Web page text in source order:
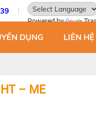
Powered by
DỤNG LIÊN HỆ
– ME